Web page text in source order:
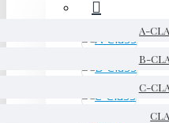
A-
B-
C-
CLA